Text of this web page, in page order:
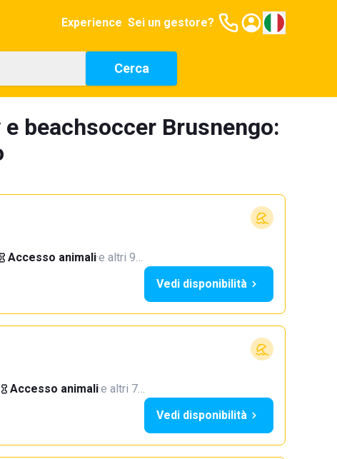
Experience Sei un gestore?
Cerca
beachsoccer Brusnengo:
Accesso animali·e altri 9…
Vedi disponibilità
Accesso animali·e altri 7…
Vedi disponibilità